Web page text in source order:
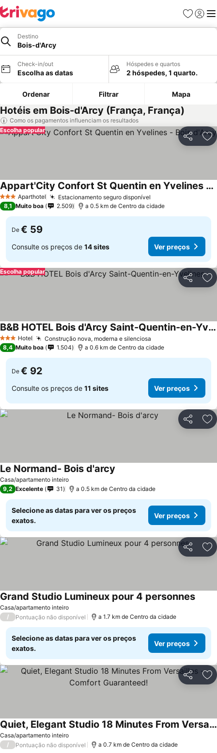
Favoritos
Iniciar
Destino
Bois-d'Arcy
Check-in/out
Escolha as datas
Hóspedes e quartos
2 hóspedes, 1 quarto.
Ordenar Filtrar Mapa
Hotéis em Bois-d'Arcy (França, França)
Como os pagamentos influenciam os resultados
Partilhar
Escolha popular
3 EstrelasAparthotel Estacionamento seguro disponível
Appart'City Confort St Quentin en Yvelines - Bois d'Arcy
8,1 Muito boa 2.509 a 0.5 km de Centro da cidade
De € 59
Consulte os preços de 14 sites Ver preços
Partilhar
Escolha popular
3 EstrelasHotel Construção nova, moderna e silenciosa
B&B HOTEL Bois d'Arcy Saint-Quentin-en-Yvelines
8,4 Muito boa 1.504 a 0.6 km de Centro da cidade
De € 92
Consulte os preços de 11 sites Ver preços
Partilhar
Casa/apartamento inteiro
Le Normand- Bois d'arcy
9,2 Excelente 31 a 0.5 km de Centro da cidade
Selecione as datas para ver os preços
exatos.
Ver preços
Partilhar
Casa/apartamento inteiro
Grand Studio Lumineux pour 4 personnes
/ Pontuação não disponível a 1.7 km de Centro da cidade
Selecione as datas para ver os preços
exatos.
Ver preços
Partilhar
Casa/apartamento inteiro
Quiet, Elegant Studio 18 Minutes From Versailles - Comfort Guaranteed!
/ Pontuação não disponível a 0.7 km de Centro da cidade